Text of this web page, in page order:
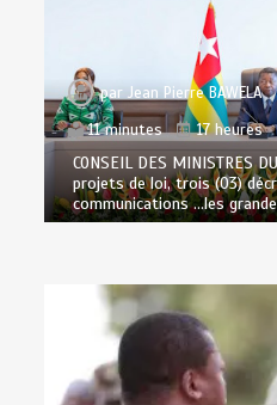
parJean Pierre BAWELA
11 minutes
17 heures
CONSEIL DES MINISTRES
projets de loi, trois (03)
communications …les